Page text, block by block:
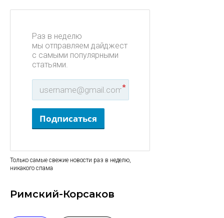
Раз в неделю
мы отправляем дайджест
с самыми популярными
статьями.
*
Подписаться
Только самые свежие новости раз в неделю,
никакого спама
Римский-Корсаков